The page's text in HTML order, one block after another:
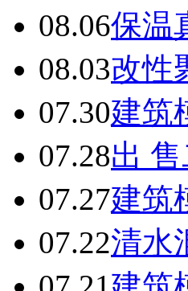
08.06保温
08.03改性
07.30建筑
07.28出
07.27建筑
07.22清水